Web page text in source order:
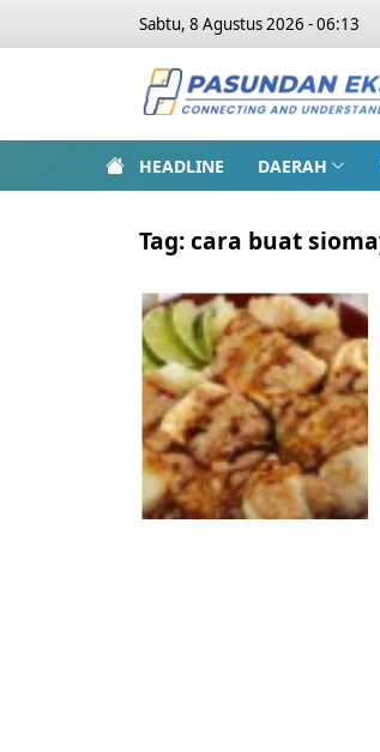
Sabtu, 8 Agustus 2026 - 06:13
HEADLINE DAERAH
Tag:cara buat